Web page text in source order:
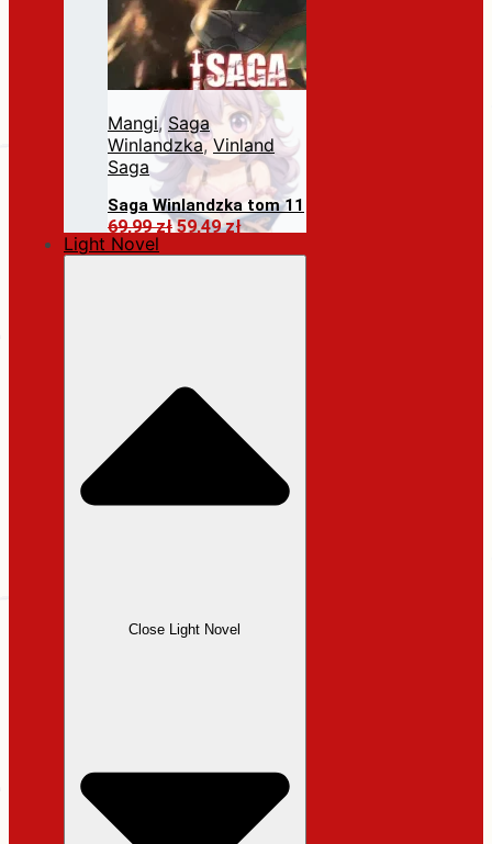
Mangi, Saga
Winlandzka, Vinland
Saga
Saga Winlandzka tom 11
69,99złPierwotna
59,49złAktualna
Dodaj do koszyka
Light Novel
Close Light Novel